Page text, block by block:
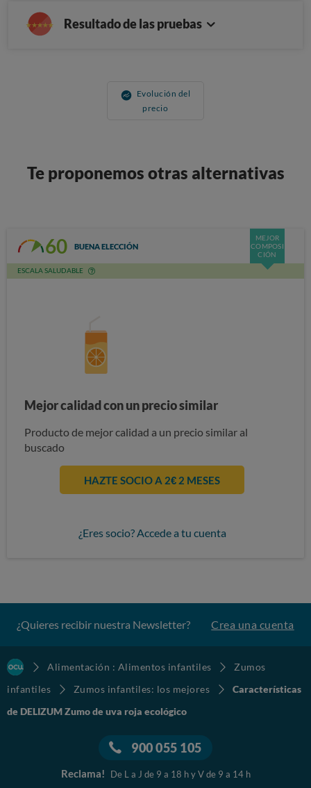
Resultado de las pruebas
Evolución del
precio
Te proponemos otras alternativas
60 BUENA ELECCIÓN
MEJOR
COMPOSI
CIÓN
ESCALA SALUDABLE
Mejor calidad con un precio similar
Producto de mejor calidad a un precio similar al
buscado
HAZTE SOCIO A 2€ 2 MESES
¿Eres socio? Accede a tu cuenta
¿Quieres recibir nuestra Newsletter? Crea una cuenta
Alimentación : Alimentos infantiles
Zumos
infantiles
Zumos infantiles: los mejores
Características
de DELIZUM Zumo de uva roja ecológico
900 055 105
Reclama! De L a J de 9 a 18 h y V de 9 a 14 h